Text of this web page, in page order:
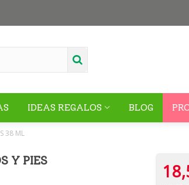
IDEAS REGALOS BLOG
38 ML
Y PIES